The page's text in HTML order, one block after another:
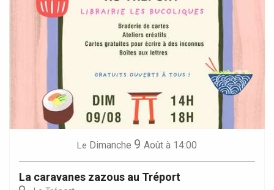
Le Dimanche 9 Août à 14:00
La caravanes zazous au Tréport